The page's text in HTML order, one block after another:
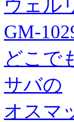
ウェル
GM-
どこで
サバの
オスマ